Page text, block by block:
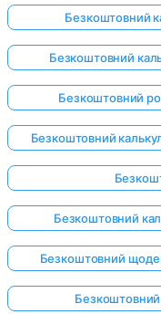
Безкоштовний
Безкоштовний
Безкоштовний
Безкоштовний
Безкоштовний
Безкоштовний
Безкоштовний